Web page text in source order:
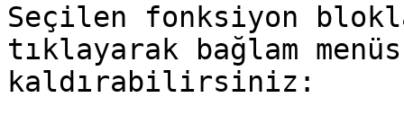
Seçilen fonksiyon
tıklayarak bağlam
kaldırabilirsiniz: